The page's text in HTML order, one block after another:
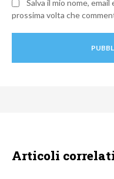
Salva il mio nome,
prossima volta che
Articoli